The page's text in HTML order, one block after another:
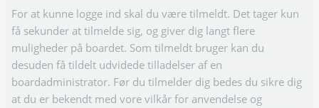
For at kunne logge ind skal du være tilmeldt. Det tager kun
få sekunder at tilmelde sig, og giver dig langt flere
muligheder på boardet. Som tilmeldt bruger kan du
desuden få tildelt udvidede tilladelser af en
boardadministrator. Før du tilmelder dig bedes du sikre dig
at du er bekendt med vore vilkår for anvendelse og